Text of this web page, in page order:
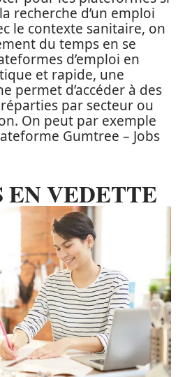
recherche d’un emploi
le contexte sanitaire, on
du temps en se
d’emploi en
et rapide, une
permet d’accéder à des
par secteur ou
On peut par exemple
Gumtree – Jobs
VEDETTE